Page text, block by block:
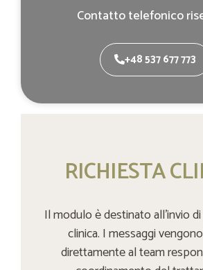
Contatto telefonico
+48 537 677 773
RICHIESTA
Il modulo è destinato all’invio
clinica. I messaggi
direttamente al team